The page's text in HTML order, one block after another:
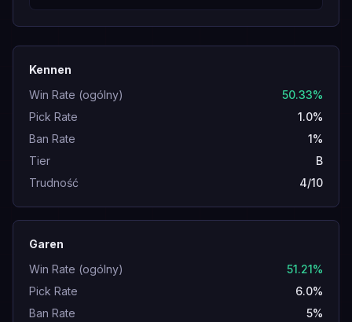
Kennen
Win Rate (ogólny)
50.33%
Pick Rate
1.0%
Ban Rate
1%
Tier
B
Trudność
4/10
Garen
Win Rate (ogólny)
51.21%
Pick Rate
6.0%
Ban Rate
5%